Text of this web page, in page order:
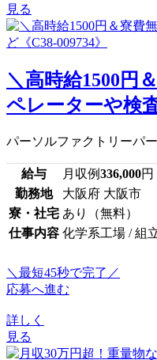
見る
＼高時給1500円
ペレーターや検
パーソルファクトリーパ
給与 月収例336,000円
勤務地
大阪府 大阪市
寮・社宅 あり（無料）
仕事内容 化学系工場 / 組
＼最短45秒で完了／
応募へ進む
詳しく
見る